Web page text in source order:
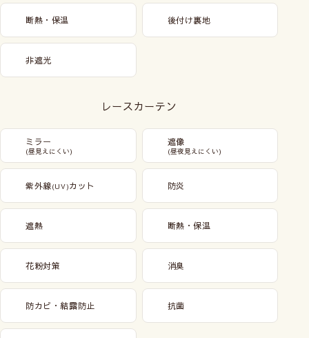
断熱・保温 後付け裏地
非遮光
レースカーテン
ミラー
(昼見えにくい)
遮像
(昼夜見えにくい)
紫外線(UV)カット 防炎
遮熱 断熱・保温
花粉対策 消臭
防カビ・結露防止 抗菌